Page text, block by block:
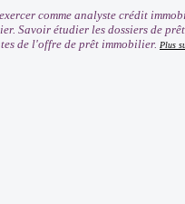
comme analyste crédit
Savoir étudier les dossiers de
de l'offre de prêt immobilier. Plus